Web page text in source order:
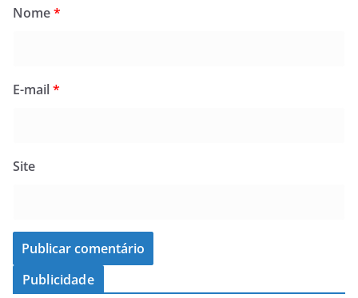
Nome*
E-mail*
Site
Publicidade